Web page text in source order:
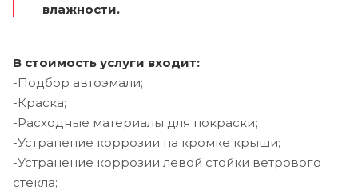
влажности.
В стоимость услуги входит:
-Подбор автоэмали;
-Краска;
-Расходные материалы для покраски;
-Устранение коррозии на кромке крыши;
-Устранение коррозии левой стойки ветрового
стекла;